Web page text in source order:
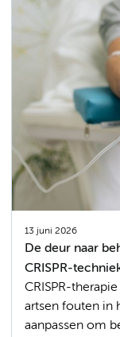
13 juni 2026
De deur naar
CRISPR-
CRISPR-
artsen fouten in
aanpassen om